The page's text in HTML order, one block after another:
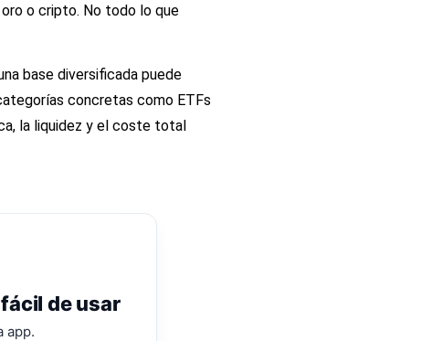
o cripto. No todo lo que
base diversificada puede
concretas como ETFs
la liquidez y el coste total
de usar
app.